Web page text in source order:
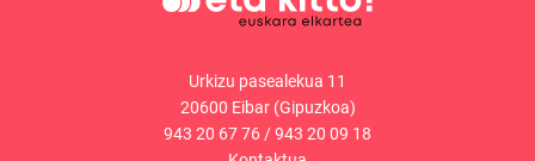
Urkizu pasealekua 11
20600 Eibar (Gipuzkoa)
943 20 67 76/943 20 09 18